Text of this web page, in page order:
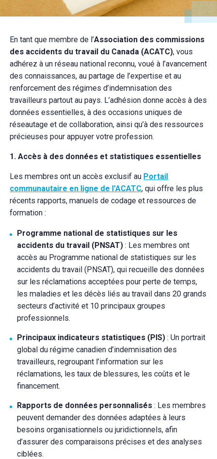
En tant que membre de l’Association des commissions
des accidents du travail du Canada (ACATC), vous
adhérez à un réseau national reconnu, voué à l’avancement
des connaissances, au partage de l’expertise et au
renforcement des régimes d’indemnisation des
travailleurs partout au pays. L’adhésion donne accès à des
données essentielles, à des occasions uniques de
réseautage et de collaboration, ainsi qu’à des ressources
précieuses pour appuyer votre profession.
1. Accès à des données et statistiques essentielles
Les membres ont un accès exclusif au Portail
communautaire en ligne de l’ACATC, qui offre les plus
récents rapports, manuels de codage et ressources de
formation :
Programme national de statistiques sur les
accidents du travail (PNSAT) : Les membres ont
accès au Programme national de statistiques sur les
accidents du travail (PNSAT), qui recueille des données
sur les réclamations acceptées pour perte de temps,
les maladies et les décès liés au travail dans 20 grands
secteurs d’activité et 10 principaux groupes
professionnels.
Principaux indicateurs statistiques (PIS) : Un portrait
global du régime canadien d’indemnisation des
travailleurs, regroupant l’information sur les
réclamations, les taux de blessures, les coûts et le
financement.
Rapports de données personnalisés : Les membres
peuvent demander des données adaptées à leurs
besoins organisationnels ou juridictionnels, afin
d’assurer des comparaisons précises et des analyses
ciblées.